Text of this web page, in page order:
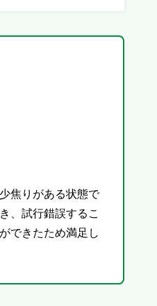
焦りがある状態で
、試行錯誤するこ
できたため満足し